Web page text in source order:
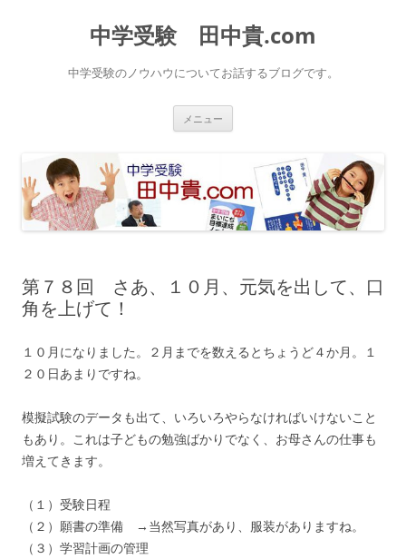
中学受験 田中貴.com
中学受験のノウハウについてお話するブログです。
メニュー
ス
キ
ッ
プ
第７８回 さあ、１０月、元気を出して、口
角を上げて！
１０月になりました。２月までを数えるとちょうど４か月。１
２０日あまりですね。
模擬試験のデータも出て、いろいろやらなければいけないこと
もあり。これは子どもの勉強ばかりでなく、お母さんの仕事も
増えてきます。
（１）受験日程
（２）願書の準備 →当然写真があり、服装がありますね。
（３）学習計画の管理